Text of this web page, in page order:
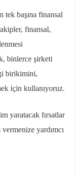
tek başına finansal
finansal,
binlerce şirketi
birikimini,
için kullanıyoruz.
yaratacak fırsatlar
yardımcı